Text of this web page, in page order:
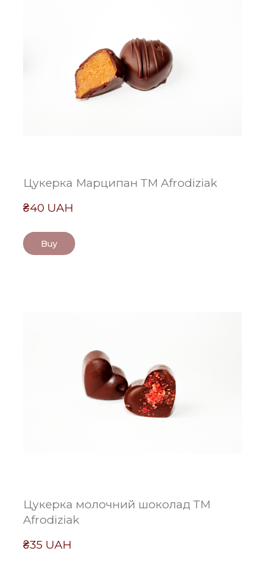
Цукерка Марципан ТМ Afrodiziak
₴40 UAH
Buy
Цукерка молочний шоколад ТМ
Afrodiziak
₴35 UAH